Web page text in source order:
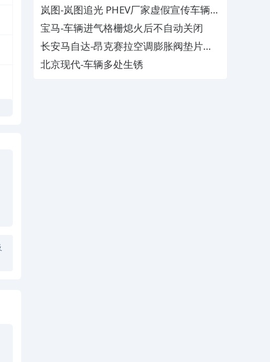
磁
岚图-岚图追光 PHEV厂家虚假宣传车辆配
置与功能
宝马-车辆进气格栅熄火后不自动关闭
长安马自达-昂克赛拉空调膨胀阀垫片生
锈
北京现代-车辆多处生锈